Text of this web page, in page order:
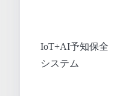
IoT+AI予知保全
システム